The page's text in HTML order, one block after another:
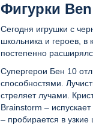
Фигурки Ben
Сегодня игрушки с
школьника и героев,
постепенно
Супергерои Бен 10
способностями.
стреляет лучами.
Brainstorm –
– пробирается в